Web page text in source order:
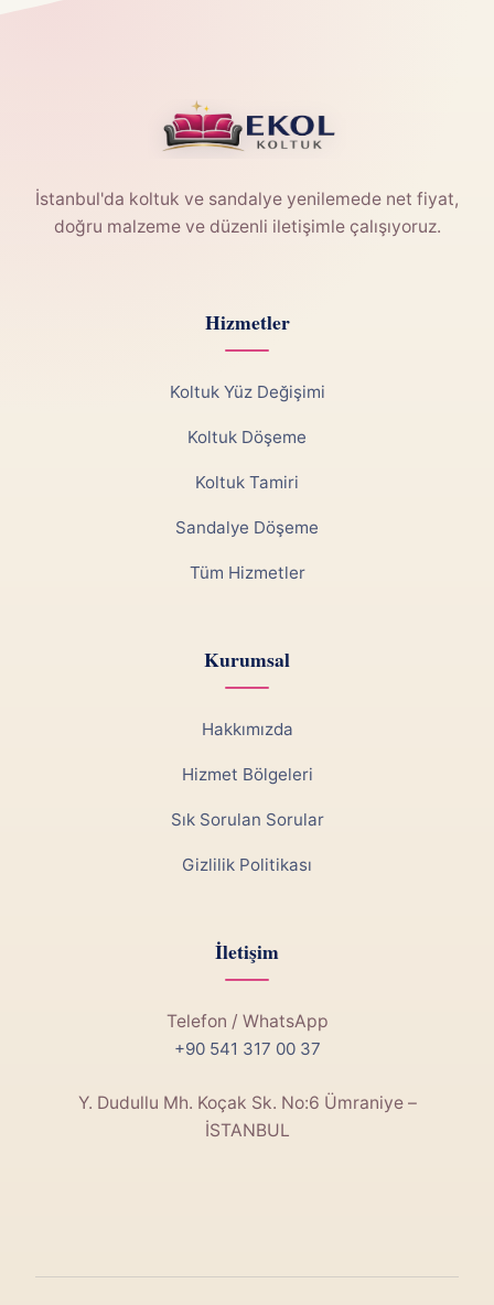
İstanbul'da koltuk ve sandalye yenilemede net fiyat,
doğru malzeme ve düzenli iletişimle çalışıyoruz.
Hizmetler
Koltuk Yüz Değişimi
Koltuk Döşeme
Koltuk Tamiri
Sandalye Döşeme
Tüm Hizmetler
Kurumsal
Hakkımızda
Hizmet Bölgeleri
Sık Sorulan Sorular
Gizlilik Politikası
İletişim
Telefon / WhatsApp
+90 541 317 00 37
Y. Dudullu Mh. Koçak Sk. No:6 Ümraniye –
İSTANBUL